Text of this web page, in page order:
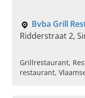
Bvba Grill
Ridderstraat 2,
Grillrestaurant,
restaurant,